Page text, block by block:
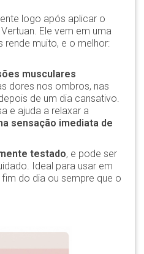
logo após aplicar o
Ele vem em uma
rende muito, e o melhor:
musculares
dores nos ombros, nas
de um dia cansativo.
e ajuda a relaxar a
sensação imediata de
testado, e pode ser
Ideal para usar em
do dia ou sempre que o